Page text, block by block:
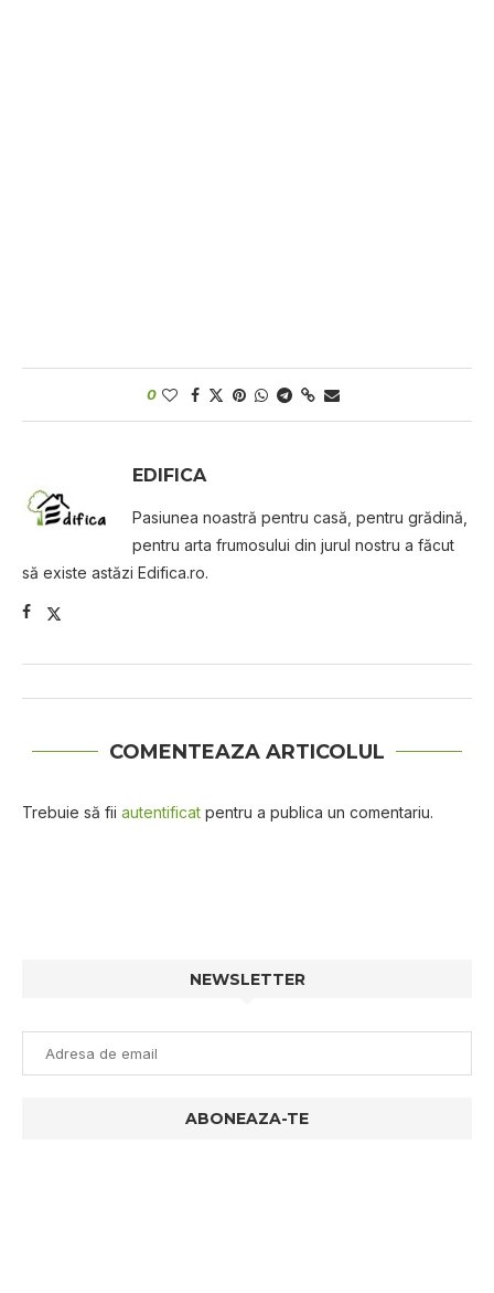
0
EDIFICA
Pasiunea noastră pentru casă, pentru grădină,
pentru arta frumosului din jurul nostru a făcut
să existe astăzi Edifica.ro.
COMENTEAZA ARTICOLUL
Trebuie să fii autentificat pentru a publica un comentariu.
NEWSLETTER